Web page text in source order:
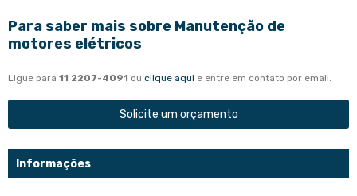
Para saber mais sobre Manutenção de
motores elétricos
Ligue para 11 2207-4091 ou clique aqui e entre em contato por email.
Solicite um orçamento
Informações